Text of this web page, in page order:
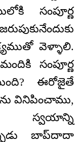
సంపూర్ణ
వెళ్ళాలి.
సంపూర్ణ
ఈరోజైతే
వినిపించాము,
బాప్‌దాదా